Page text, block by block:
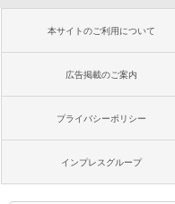
本サイトのご利用について
広告掲載のご案内
プライバシーポリシー
インプレスグループ